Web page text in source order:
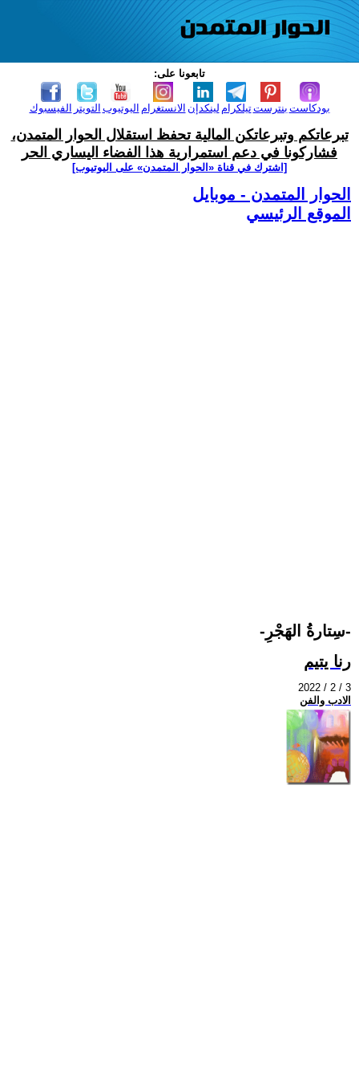
تابعونا على:
الفيسبوك التويتر اليوتيوب الانستغرام لينكدإن تيلكرامبنترست بودكاست
تبرعاتكم وتبرعاتكن المالية تحفظ استقلال الحوار المتمدن،
فشاركونا في دعم استمرارية هذا الفضاء اليساري الحر
[اشترك في قناة ‫«الحوار المتمدن» على اليوتيوب]
الحوار المتمدن - موبايل
الموقع الرئيسي
-سِتارةُ الهَجْرِ-
رنا يتيم
2022 / 2 / 3
الادب والفن